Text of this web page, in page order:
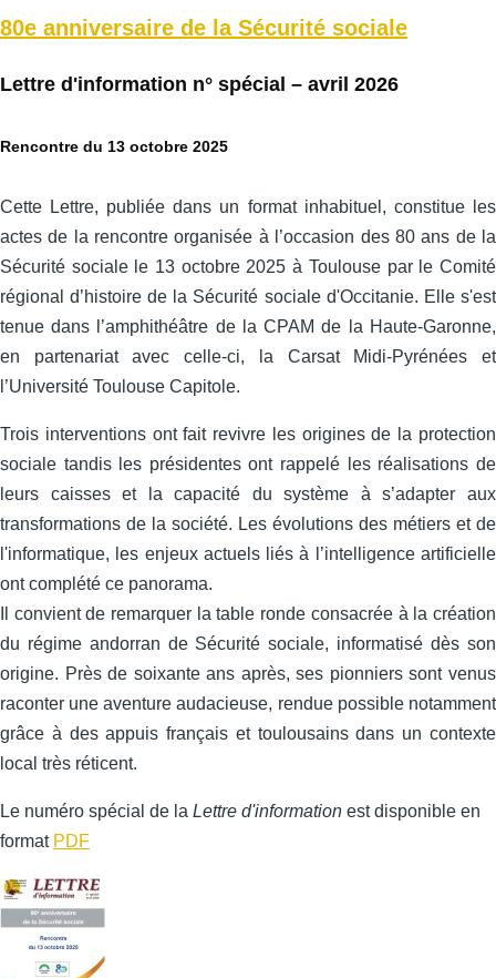
80e anniversaire de la Sécurité sociale
Lettre d'information n° spécial – avril 2026
Rencontre du 13 octobre 2025
Cette Lettre, publiée dans un format inhabituel, constitue les
actes de la rencontre organisée à l’occasion des 80 ans de la
Sécurité sociale le 13 octobre 2025 à Toulouse par le Comité
régional d’histoire de la Sécurité sociale d'Occitanie. Elle s'est
tenue dans l’amphithéâtre de la CPAM de la Haute-Garonne,
en partenariat avec celle‑ci, la Carsat Midi‑Pyrénées et
l’Université Toulouse Capitole.
Trois interventions ont fait revivre les origines de la protection
sociale tandis les présidentes ont rappelé les réalisations de
leurs caisses et la capacité du système à s’adapter aux
transformations de la société. Les évolutions des métiers et de
l'informatique, les enjeux actuels liés à l’intelligence artificielle
ont complété ce panorama.
Il convient de remarquer la table ronde consacrée à la création
du régime andorran de Sécurité sociale, informatisé dès son
origine. Près de soixante ans après, ses pionniers sont venus
raconter une aventure audacieuse, rendue possible notamment
grâce à des appuis français et toulousains dans un contexte
local très réticent.
Le numéro spécial de la Lettre d'information est disponible en
format PDF